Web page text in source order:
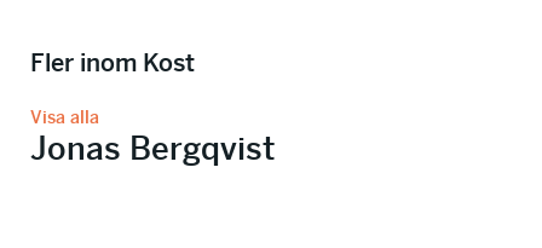
Fler inom Kost
Visa alla
Jonas Bergqvist